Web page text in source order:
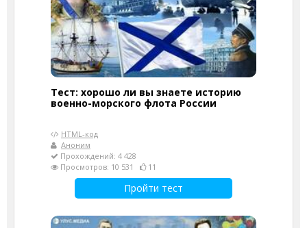
Тест: хорошо ли вы знаете историю
военно-морского флота России
HTML-код
Аноним
Прохождений: 4 428
Просмотров: 10 531
11
Пройти тест